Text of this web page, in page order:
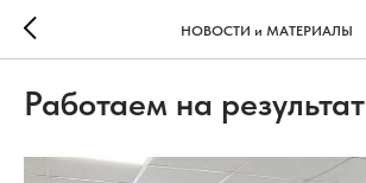
НОВОСТИ и МАТЕРИАЛЫ
Работаем на результат